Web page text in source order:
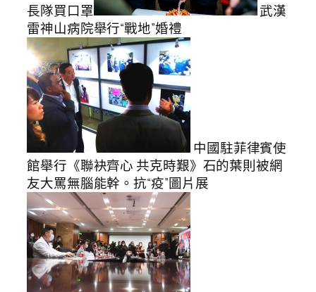
長隊買口罩
武漢
雷神山病院舉行“戰地”婚禮
中國駐菲律賓使
館舉行《聯袂齊心 共克時艱》石的葉則被網
友大罵無腦能幹。抗“疫”圖片展